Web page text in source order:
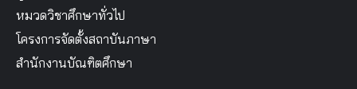
หมวดวิชาศึกษาทั่วไป
โครงการจัดตั้งสถาบันภาษา
สำนักงานบัณฑิตศึกษา